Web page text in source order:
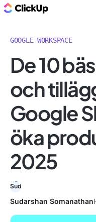
GOOGLE WORKSPACE
De 10
och
Google
öka
2025
Sudarshan Somanathan